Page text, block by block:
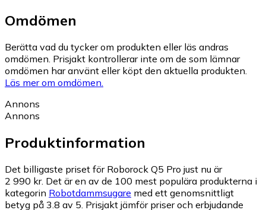
Omdömen
Berätta vad du tycker om produkten eller läs andras
omdömen. Prisjakt kontrollerar inte om de som lämnar
omdömen har använt eller köpt den aktuella produkten.
Läs mer om omdömen.
Annons
Annons
Produktinformation
Det billigaste priset för Roborock Q5 Pro just nu är
2 990 kr. Det är en av de 100 mest populära produkterna i
kategorin Robotdammsugare med ett genomsnittligt
betyg på 3.8 av 5. Prisjakt jämför priser och erbjudande